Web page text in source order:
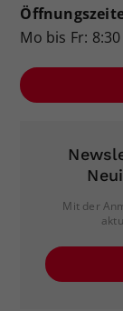
Mo bis Fr:
Mit der